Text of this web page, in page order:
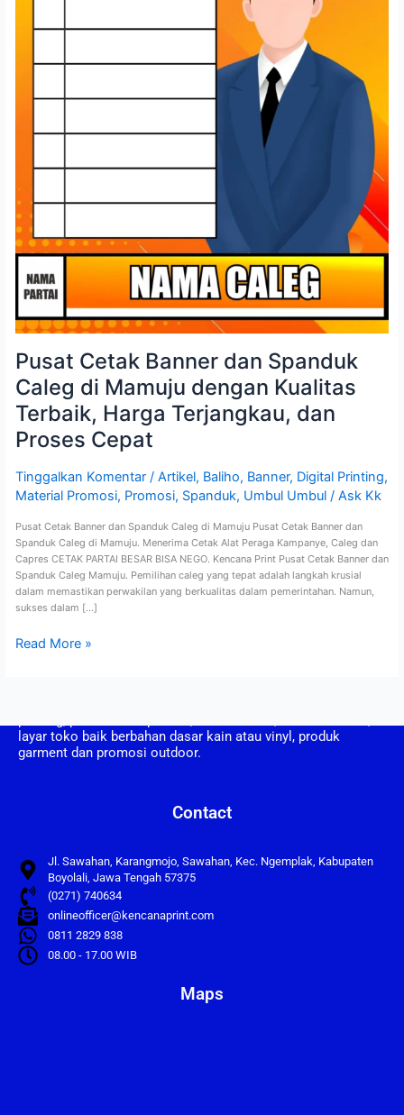
Pusat Cetak Banner dan Spanduk
Caleg di Mamuju dengan Kualitas
Terbaik, Harga Terjangkau, dan
Proses Cepat
Tinggalkan Komentar / Artikel, Baliho, Banner, Digital Printing,
Material Promosi, Promosi, Spanduk, Umbul Umbul/ Ask Kk
Pusat Cetak Banner dan Spanduk Caleg di Mamuju Pusat Cetak Banner dan
Spanduk Caleg di Mamuju. Menerima Cetak Alat Peraga Kampanye, Caleg dan
Capres CETAK PARTAI BESAR BISA NEGO. Kencana Print Pusat Cetak Banner dan
Spanduk Caleg Mamuju. Pemilihan caleg yang tepat adalah langkah krusial
dalam memastikan perwakilan yang berkualitas dalam pemerintahan. Namun,
sukses dalam […]
Read More »
layar toko baik berbahan dasar kain atau vinyl, produk
garment dan promosi outdoor.
Contact
Jl. Sawahan, Karangmojo, Sawahan, Kec. Ngemplak, Kabupaten
Boyolali, Jawa Tengah 57375
(0271) 740634
onlineofficer@kencanaprint.com
0811 2829 838
08.00 - 17.00 WIB
Maps